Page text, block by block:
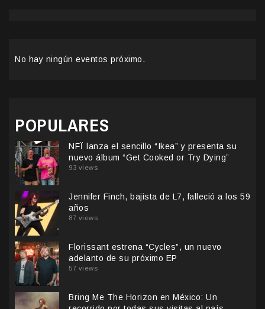
No hay ningún eventos próximo.
POPULARES
NFÏ lanza el sencillo “Ikea” y presenta su
nuevo álbum “Get Cooked or Try Dying”
93 views
Jennifer Finch, bajista de L7, falleció a los 59
años
87 views
Florissant estrena “Cycles”, un nuevo
adelanto de su próximo EP
57 views
Bring Me The Horizon en México: Un